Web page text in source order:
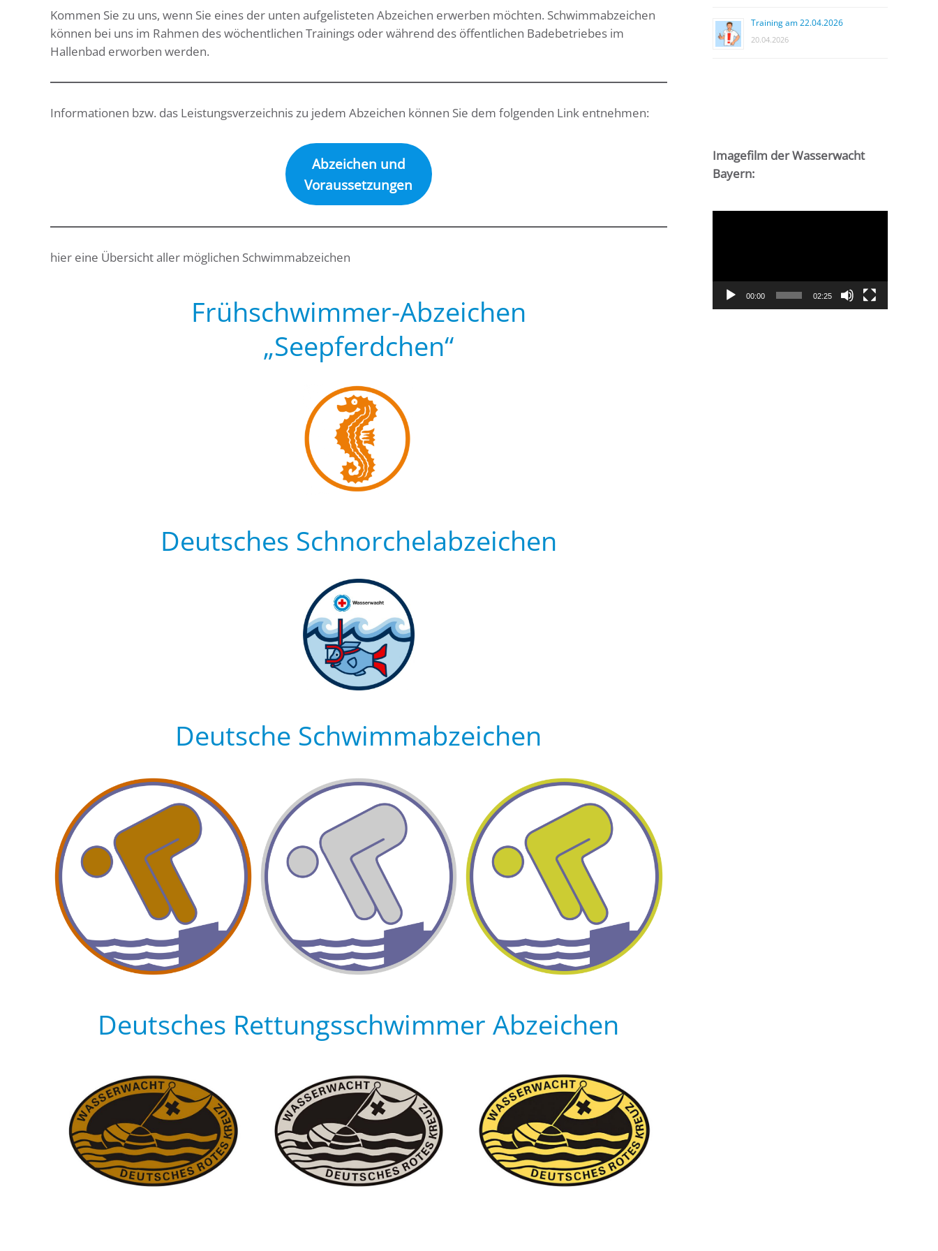
Kommen Sie zu uns, wenn Sie eines der unten aufgelisteten Abzeichen erwerben möchten. Schwimmabzeichen
können bei uns im Rahmen des wöchentlichen Trainings oder während des öffentlichen Badebetriebes im
Hallenbad erworben werden.
Informationen bzw. das Leistungsverzeichnis zu jedem Abzeichen können Sie dem folgenden Link entnehmen:
Abzeichen und
Voraussetzungen
hier eine Übersicht aller möglichen Schwimmabzeichen
Frühschwimmer-Abzeichen
„Seepferdchen“
Deutsches Schnorchel­abzeichen
Deutsche Schwimmabzeichen
Deutsches Rettungs­schwimmer Abzeichen
Training am 22.04.2026
20.04.2026
Imagefilm der Wasserwacht
Bayern:
00:00 02:25